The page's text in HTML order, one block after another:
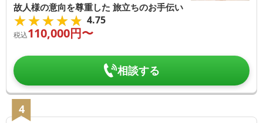
故人様の意向を尊重した 旅立ちのお手伝い
★★★★★
★★★★★ 4.75
税込110,000円〜
相談する
4